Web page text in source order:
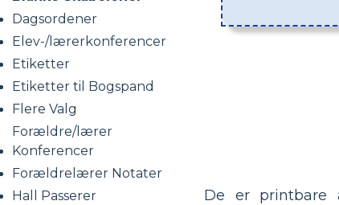
Dagsordener
Elev-/lærerkonferencer
Etiketter
Etiketter til Bogspand
Flere Valg
Forældre/lærer
Konferencer
Forældrelærer Notater
Hall Passerer
De er printbare